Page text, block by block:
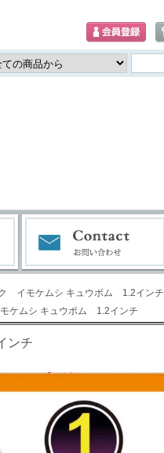
イモケムシ キュウボム 1.2インチ
ケムシ キュウボム 1.2インチ
ンチ